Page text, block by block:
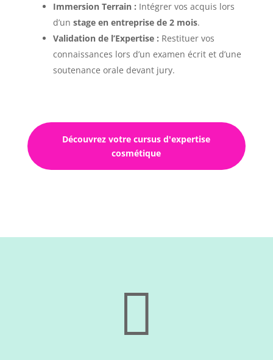
Immersion Terrain : Intégrer vos acquis lors
d’un stage en entreprise de 2 mois.
Validation de l’Expertise : Restituer vos
connaissances lors d’un examen écrit et d’une
soutenance orale devant jury.
Découvrez votre cursus d'expertise
cosmétique
